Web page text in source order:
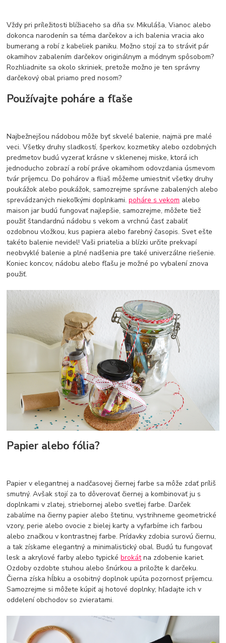
Jesenné trendy 2018
Dizajn interiériu
Doplnky do domácnosti
čalúnená textília
Poťahové látky
Poťahové látky na nábytok
Provence
Usporiadanie obývacej izby Nábytok Boxy a obedáre
Vždy pri príležitosti blížiaceho sa dňa sv. Mikuláša, Vianoc alebo
dokonca narodenín sa téma darčekov a ich balenia vracia ako
bumerang a robí z kabeliek paniku. Možno stojí za to stráviť pár
okamihov zabalením darčekov originálnym a módnym spôsobom?
Rozhliadnite sa okolo skriniek, pretože možno je ten správny
darčekový obal priamo pred nosom?
Používajte poháre a fľaše
Najbežnejšou nádobou môže byť skvelé balenie, najmä pre malé
veci. Všetky druhy sladkostí, šperkov, kozmetiky alebo ozdobných
predmetov budú vyzerať krásne v sklenenej miske, ktorá ich
jednoducho zobrazí a robí práve okamihom odovzdania úsmevom
tvár príjemcu. Do pohárov a fliaš môžeme umiestniť všetky druhy
poukážok alebo poukážok, samozrejme správne zabalených alebo
sprevádzaných niekoľkými doplnkami.poháre s vekom alebo
maison jar budú fungovať najlepšie, samozrejme, môžete tiež
použiť štandardnú nádobu s vekom a vrchnú časť zabaliť
ozdobnou vložkou, kus papiera alebo farebný časopis. Svet ešte
takéto balenie nevidel! Vaši priatelia a blízki určite prekvapí
neobvyklé balenie a plné nadšenia pre také univerzálne riešenie.
Koniec koncov, nádobu alebo fľašu je možné po vybalení znova
použiť.
Papier alebo fólia?
Papier v elegantnej a nadčasovej čiernej farbe sa môže zdať príliš
smutný. Avšak stojí za to dôverovať čiernej a kombinovať ju s
doplnkami v zlatej, striebornej alebo svetlej farbe. Darček
zabalíme na čierny papier alebo štetinu, vystrihneme geometrické
vzory, perie alebo ovocie z bielej karty a vyfarbíme ich farbou
alebo značkou v kontrastnej farbe. Prídavky zdobia surovú čiernu,
a tak získame elegantný a minimalistický obal. Budú tu fungovať
lesk a akrylové farby alebo typickébrokátna zdobenie kariet.
Ozdoby ozdobte stuhou alebo šnúrkou a priložte k darčeku.
Čierna získa hĺbku a osobitný doplnok upúta pozornosť príjemcu.
Samozrejme si môžete kúpiť aj hotové doplnky; hľadajte ich v
oddelení obchodov so zvieratami.